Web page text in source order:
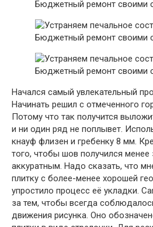
Начался самый увлекательный
Начинать решил с отмеченного
Потому что так получится
и ни один ряд не поплывет.
кнауф флизен и гребенку 8 мм.
того, чтобы шов получился
аккуратным. Надо сказать, что
плитку с более-менее хорошей
упростило процесс её укладки.
за тем, чтобы всегда
движения рисунка. Оно